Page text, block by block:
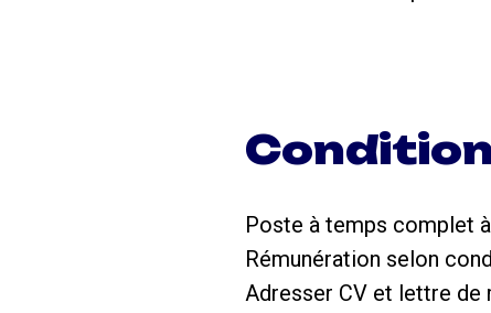
Poste à temps complet
Rémunération selon
Adresser CV et lettre de